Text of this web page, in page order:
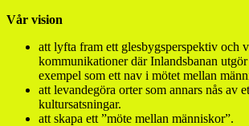
Vår vision
att lyfta fram ett glesbygsperspektiv och
kommunikationer där Inlandsbanan
exempel som ett nav i mötet mellan
att levandegöra orter som annars nås av
kultursatsningar.
att skapa ett ”möte mellan människor”.